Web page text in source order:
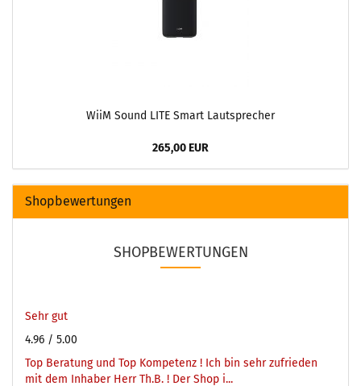
WiiM Sound LITE Smart Lautsprecher
265,00 EUR
Shopbewertungen
SHOPBEWERTUNGEN
Sehr gut
4.96 / 5.00
Top Beratung und Top Kompetenz ! Ich bin sehr zufrieden
mit dem Inhaber Herr Th.B. ! Der Shop i...